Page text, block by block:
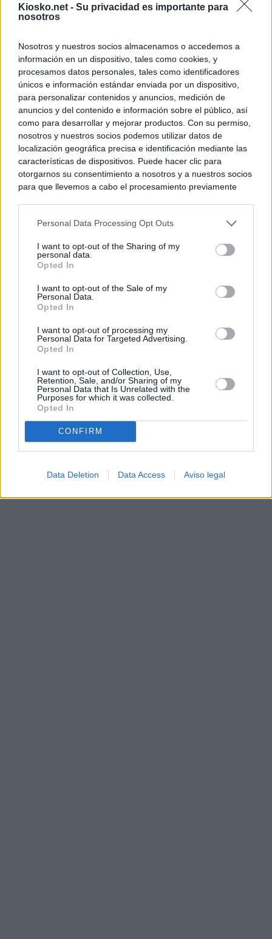
Kiosko.net - Su privacidad es importante para
nosotros
Nosotros y nuestros socios almacenamos o accedemos a
información en un dispositivo, tales como cookies, y
procesamos datos personales, tales como identificadores
únicos e información estándar enviada por un dispositivo,
para personalizar contenidos y anuncios, medición de
anuncios y del contenido e información sobre el público, así
como para desarrollar y mejorar productos. Con su permiso,
nosotros y nuestros socios podemos utilizar datos de
localización geográfica precisa e identificación mediante las
características de dispositivos. Puede hacer clic para
otorgarnos su consentimiento a nosotros y a nuestros socios
para que llevemos a cabo el procesamiento previamente
negar su consentimiento. Tenga en cuenta que algún
de su consentimiento, pero usted tiene el derecho de
rechazar tal procesamiento. Sus preferencias se aplicarán
cualquier momento entrando de nuevo en este sitio web o
visitando nuestra política de privacidad.
Personal Data Processing Opt Outs
I want to opt-out of the Sharing of my
personal data.
Opted In
I want to opt-out of the Sale of my
Personal Data.
Opted In
I want to opt-out of processing my
Personal Data for Targeted Advertising.
Opted In
I want to opt-out of Collection, Use,
Retention, Sale, and/or Sharing of my
Personal Data that Is Unrelated with the
Purposes for which it was collected.
Opted In
CONFIRM
Data Deletion Data Access Aviso legal